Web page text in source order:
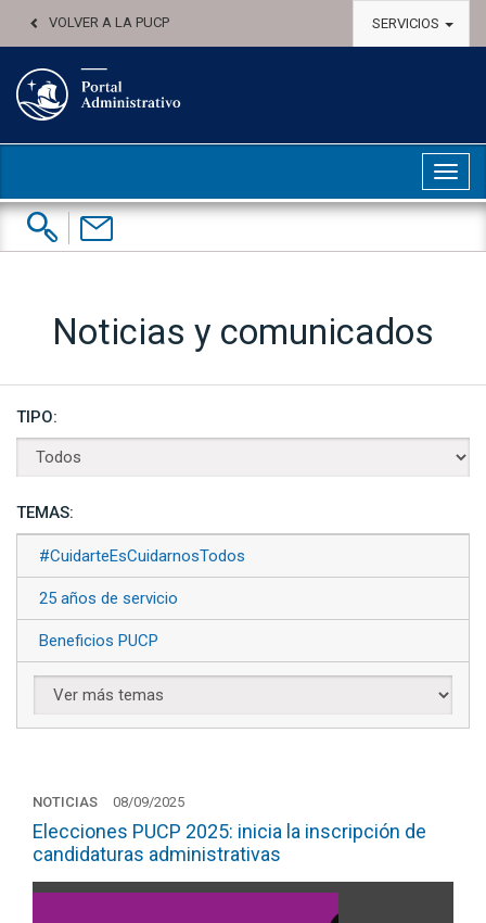
VOLVER A LA PUCP SERVICIOS
Buscar:
Contáctenos
Noticias y comunicados
TIPO:
TEMAS:
#CuidarteEsCuidarnosTodos
25 años de servicio
Beneficios PUCP
NOTICIAS 08/09/2025
Elecciones PUCP 2025: inicia la inscripción de
candidaturas administrativas